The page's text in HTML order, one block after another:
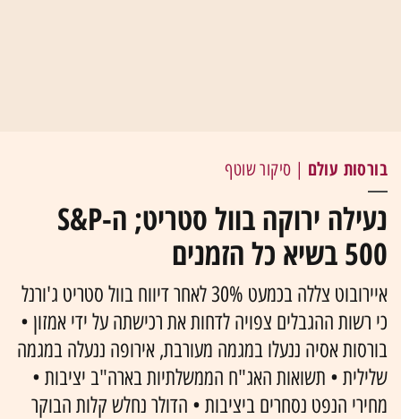
בורסות עולם | סיקור שוטף
נעילה ירוקה בוול סטריט; ה-S&P
500 בשיא כל הזמנים
איירובוט צללה בכמעט 30% לאחר דיווח בוול סטריט ג'ורנל
כי רשות ההגבלים צפויה לדחות את רכישתה על ידי אמזון •
בורסות אסיה ננעלו במגמה מעורבת, אירופה ננעלה במגמה
שלילית • תשואות האג"ח הממשלתיות בארה"ב יציבות •
מחירי הנפט נסחרים ביציבות • הדולר נחלש קלות הבוקר